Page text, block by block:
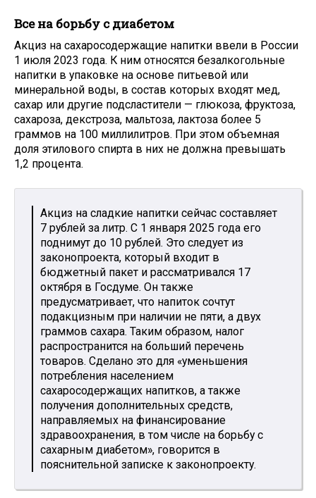
Все на борьбу с диабетом
Акциз на сахаросодержащие напитки ввели в России
1 июля 2023 года. К ним относятся безалкогольные
напитки в упаковке на основе питьевой или
минеральной воды, в состав которых входят мед,
сахар или другие подсластители — глюкоза, фруктоза,
сахароза, декстроза, мальтоза, лактоза более 5
граммов на 100 миллилитров. При этом объемная
доля этилового спирта в них не должна превышать
1,2 процента.
Акциз на сладкие напитки сейчас составляет
7 рублей за литр. С 1 января 2025 года его
поднимут до 10 рублей. Это следует из
законопроекта, который входит в
бюджетный пакет и рассматривался 17
октября в Госдуме. Он также
предусматривает, что напиток сочтут
подакцизным при наличии не пяти, а двух
граммов сахара. Таким образом, налог
распространится на больший перечень
товаров. Сделано это для «уменьшения
потребления населением
сахаросодержащих напитков, а также
получения дополнительных средств,
направляемых на финансирование
здравоохранения, в том числе на борьбу с
сахарным диабетом», говорится в
пояснительной записке к законопроекту.